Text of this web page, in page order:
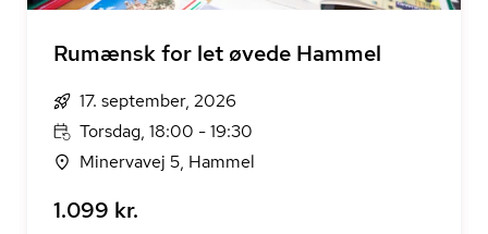
Rumænsk for let øvede Hammel
17. september, 2026
Torsdag, 18:00 - 19:30
Minervavej 5, Hammel
1.099 kr.